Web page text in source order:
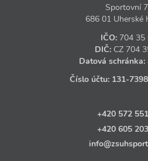
Sportovní
686 01 Uherské
IČO: 704 35
DIČ: CZ 704
Datová schránka:
Číslo účtu:
+420 572
+420 605